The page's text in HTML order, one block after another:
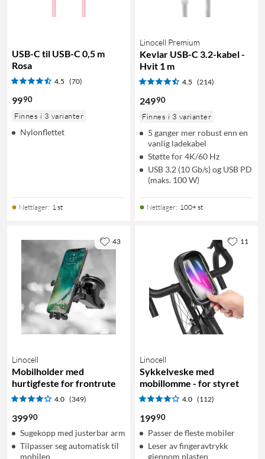
USB-C til USB-C 0,5 m
Rosa
4.5 (70)
9990
Finnes i 3 varianter
Nylonflettet
Nettlager: 1 st
Linocell Premium
Kevlar USB-C 3.2-kabel -
Hvit 1 m
4.5 (214)
24990
Finnes i 3 varianter
5 ganger mer robust enn en
vanlig ladekabel
Støtte for 4K/60 Hz
USB 3.2 (10 Gb/s) og USB PD
(maks. 100 W)
Nettlager: 100+ st
Linocell
Mobilholder med
hurtigfeste for frontrute
4.0 (349)
39990
Sugekopp med justerbar arm
Tilpasser seg automatisk til
mobilen
43
Linocell
Sykkelveske med
mobillomme - for styret
4.0 (112)
19990
Passer de fleste mobiler
Leser av fingeravtrykk
gjennom plasten
11